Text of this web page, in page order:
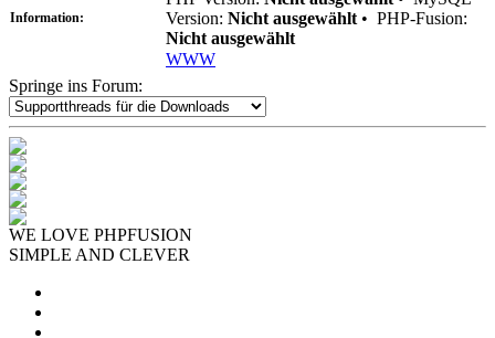
Information:
Version: Nicht ausgewählt • PHP-Fusion:
Nicht ausgewählt
WWW
Springe ins Forum:
WE LOVE PHPFUSION
SIMPLE AND CLEVER